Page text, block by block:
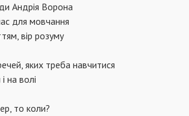
Андрія Ворона
для мовчання
вір розуму
яких треба навчитися
на волі
то коли?